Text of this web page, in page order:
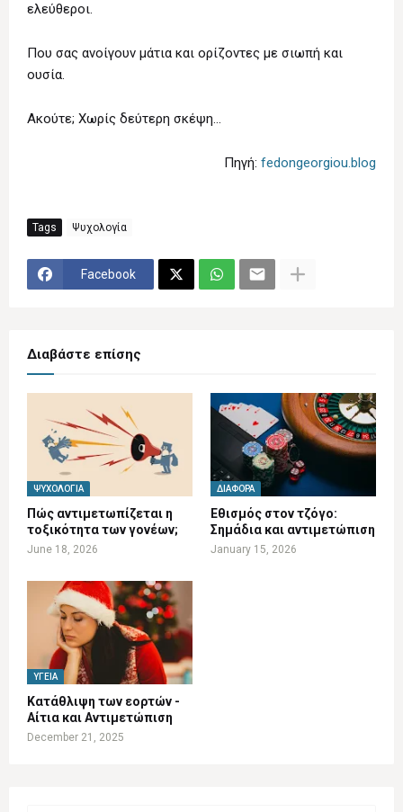
ελεύθεροι.
Που σας ανοίγουν μάτια και ορίζοντες με σιωπή και
ουσία.
Ακούτε; Χωρίς δεύτερη σκέψη…
Πηγή: fedongeorgiou.blog
Tags Ψυχολογία
Facebook
Διαβάστε επίσης
ΨΥΧΟΛΟΓΊΑ
Πώς αντιμετωπίζεται η
τοξικότητα των γονέων;
June 18, 2026
ΔΙΆΦΟΡΑ
Εθισμός στον τζόγο:
Σημάδια και αντιμετώπιση
January 15, 2026
ΥΓΕΊΑ
Κατάθλιψη των εορτών -
Αίτια και Αντιμετώπιση
December 21, 2025